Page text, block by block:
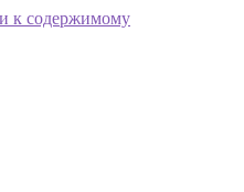
к содержимому